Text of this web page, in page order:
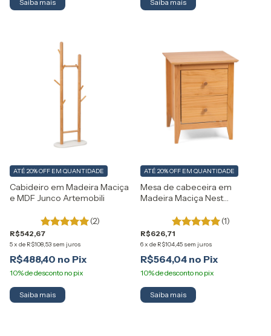
Cabideiro em Madeira Maciça
e MDF Junco Artemobili
(2)
R$542,67
5x de R$108,53 sem juros
ATÉ 20% OFF EM QUANTIDADE
R$488,40
Saiba mais
Mesa de cabeceira em
Madeira Maciça Nest
(1)
R$626,71
6x de R$104,45 sem juros
ATÉ 20% OFF EM QUANTIDADE
R$564,04
Saiba mais